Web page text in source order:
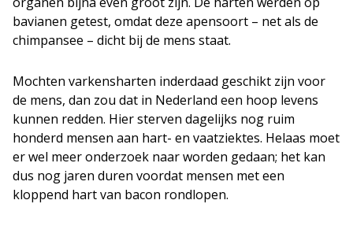
bavianen getest, omdat deze apensoort – net als de
chimpansee – dicht bij de mens staat.
Mochten varkensharten inderdaad geschikt zijn voor
de mens, dan zou dat in Nederland een hoop levens
kunnen redden. Hier sterven dagelijks nog ruim
honderd mensen aan hart- en vaatziektes. Helaas moet
er wel meer onderzoek naar worden gedaan; het kan
dus nog jaren duren voordat mensen met een
kloppend hart van bacon rondlopen.